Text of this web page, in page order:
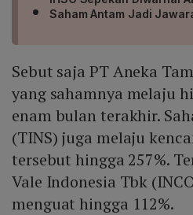
Saham Antam Jadi
Sebut saja PT Aneka
yang sahamnya melaju
enam bulan terakhir.
(TINS) juga melaju
tersebut hingga 257%.
Vale Indonesia Tbk
menguat hingga 112%.